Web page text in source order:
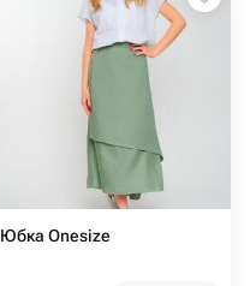
Юбка Onesize